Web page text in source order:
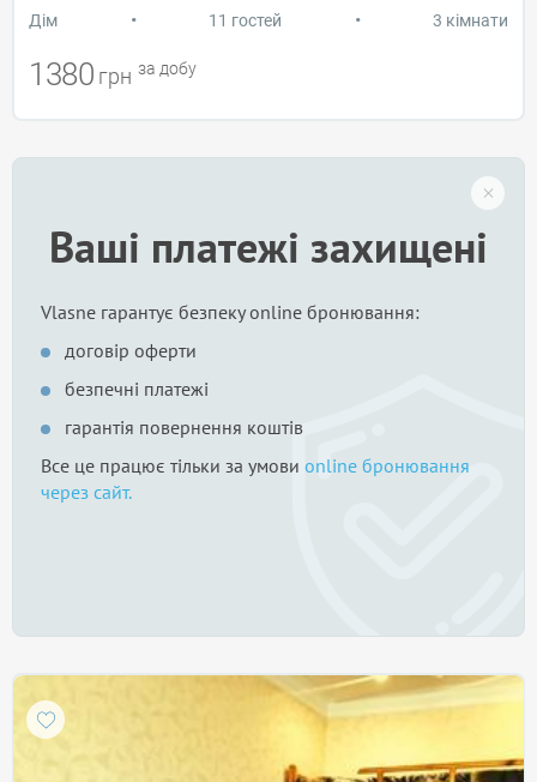
Дiм • 11 гостей • 3 кімнати
1380 грн за добу
Ваші платежі захищені
Vlasne гарантує безпеку online бронювання:
договір оферти
безпечні платежі
гарантія повернення коштів
Все це працює тільки за умови online бронювання
через сайт.